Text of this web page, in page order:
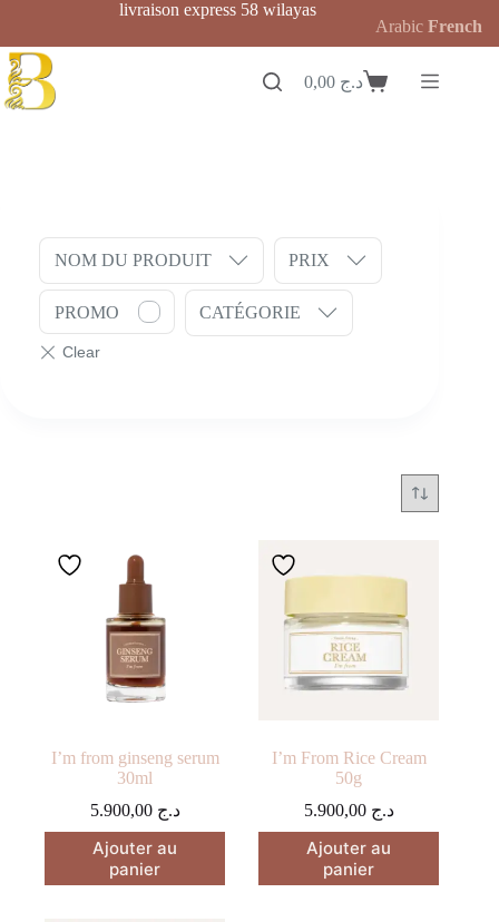
contenu
livraison express 58 wilayas
Panierد.ج
I’m from ginseng serum
30ml
د.ج 5.900,00
Ajouter au
panier
I’m From Rice Cream
50g
د.ج 5.900,00
Ajouter au
panier
NOM DU PRODUIT PRIX
PROMO CATÉGORIE
Arabic French